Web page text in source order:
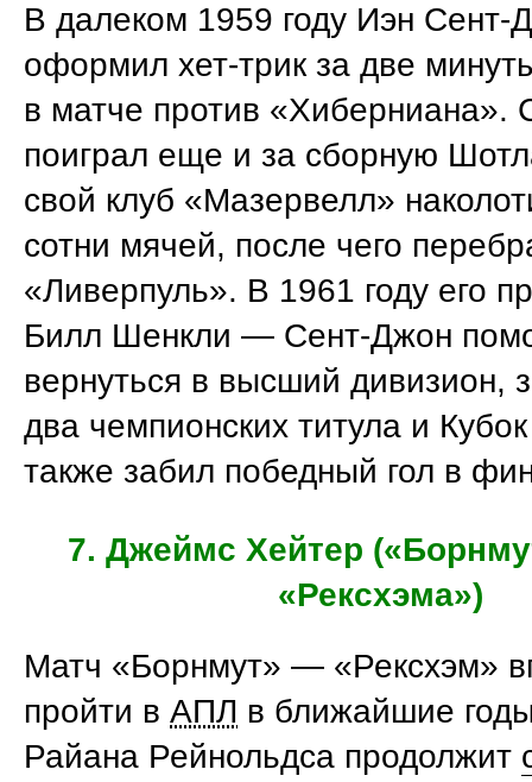
В далеком 1959 году Иэн Сент-
оформил хет-трик за две
в матче против «Хиберниана».
поиграл еще и за сборную
свой клуб «Мазервелл»
сотни мячей, после чего
«Ливерпуль». В 1961 году его
Билл Шенкли — Сент-Джон
вернуться в высший дивизион,
два чемпионских титула и
также забил победный гол в
7. Джеймс Хейтер
«Рексхэма»)
Матч «Борнмут» — «Рексхэм»
пройти в АПЛ в ближайшие
Райана Рейнольдса продолжит